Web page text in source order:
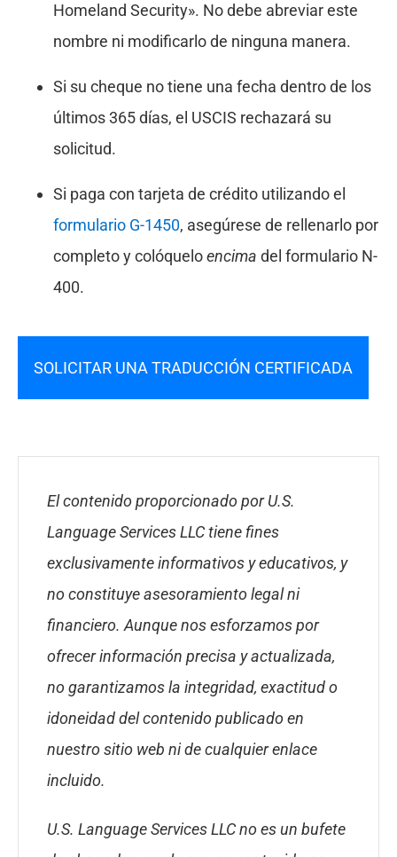
Homeland Security». No debe abreviar este
nombre ni modificarlo de ninguna manera.
Si su cheque no tiene una fecha dentro de los
últimos 365 días, el USCIS rechazará su
solicitud.
Si paga con tarjeta de crédito utilizando el
formulario G-1450, asegúrese de rellenarlo por
completo y colóqueloencima del formulario N-
400.
SOLICITAR UNA TRADUCCIÓN CERTIFICADA
El contenido proporcionado por U.S.
Language Services LLC tiene fines
exclusivamente informativos y educativos, y
no constituye asesoramiento legal ni
financiero. Aunque nos esforzamos por
ofrecer información precisa y actualizada,
no garantizamos la integridad, exactitud o
idoneidad del contenido publicado en
nuestro sitio web ni de cualquier enlace
incluido.
U.S. Language Services LLC no es un bufete